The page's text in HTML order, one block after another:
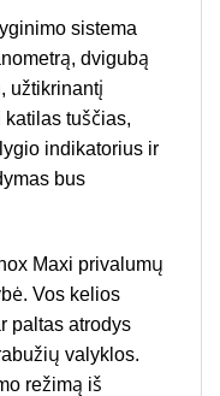
sistema
dvigubą
užtikrinantį
tuščias,
indikatorius ir
bus
Maxi privalumų
Vos kelios
paltas atrodys
valyklos.
režimą iš